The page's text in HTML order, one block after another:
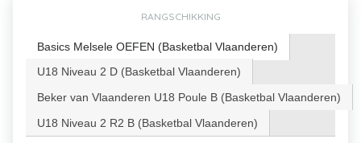
RANGSCHIKKING
Basics Melsele OEFEN (Basketbal Vlaanderen)
U18 Niveau 2 D (Basketbal Vlaanderen)
Beker van Vlaanderen U18 Poule B (Basketbal Vlaanderen)
U18 Niveau 2 R2 B (Basketbal Vlaanderen)